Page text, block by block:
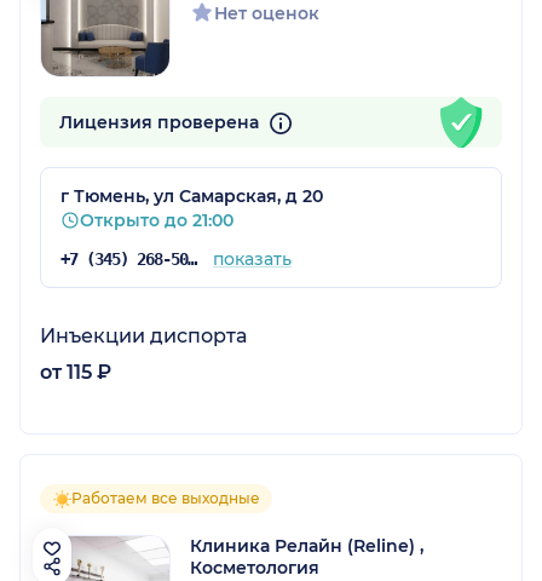
Нет оценок
Лицензия проверена
г Тюмень, ул Самарская, д 20
Открыто до 21:00
+7 (345) 268-50-80 показать
Инъекции диспорта
от 115 ₽
Работаем все выходные
Клиника Релайн (Reline) ,
Косметология